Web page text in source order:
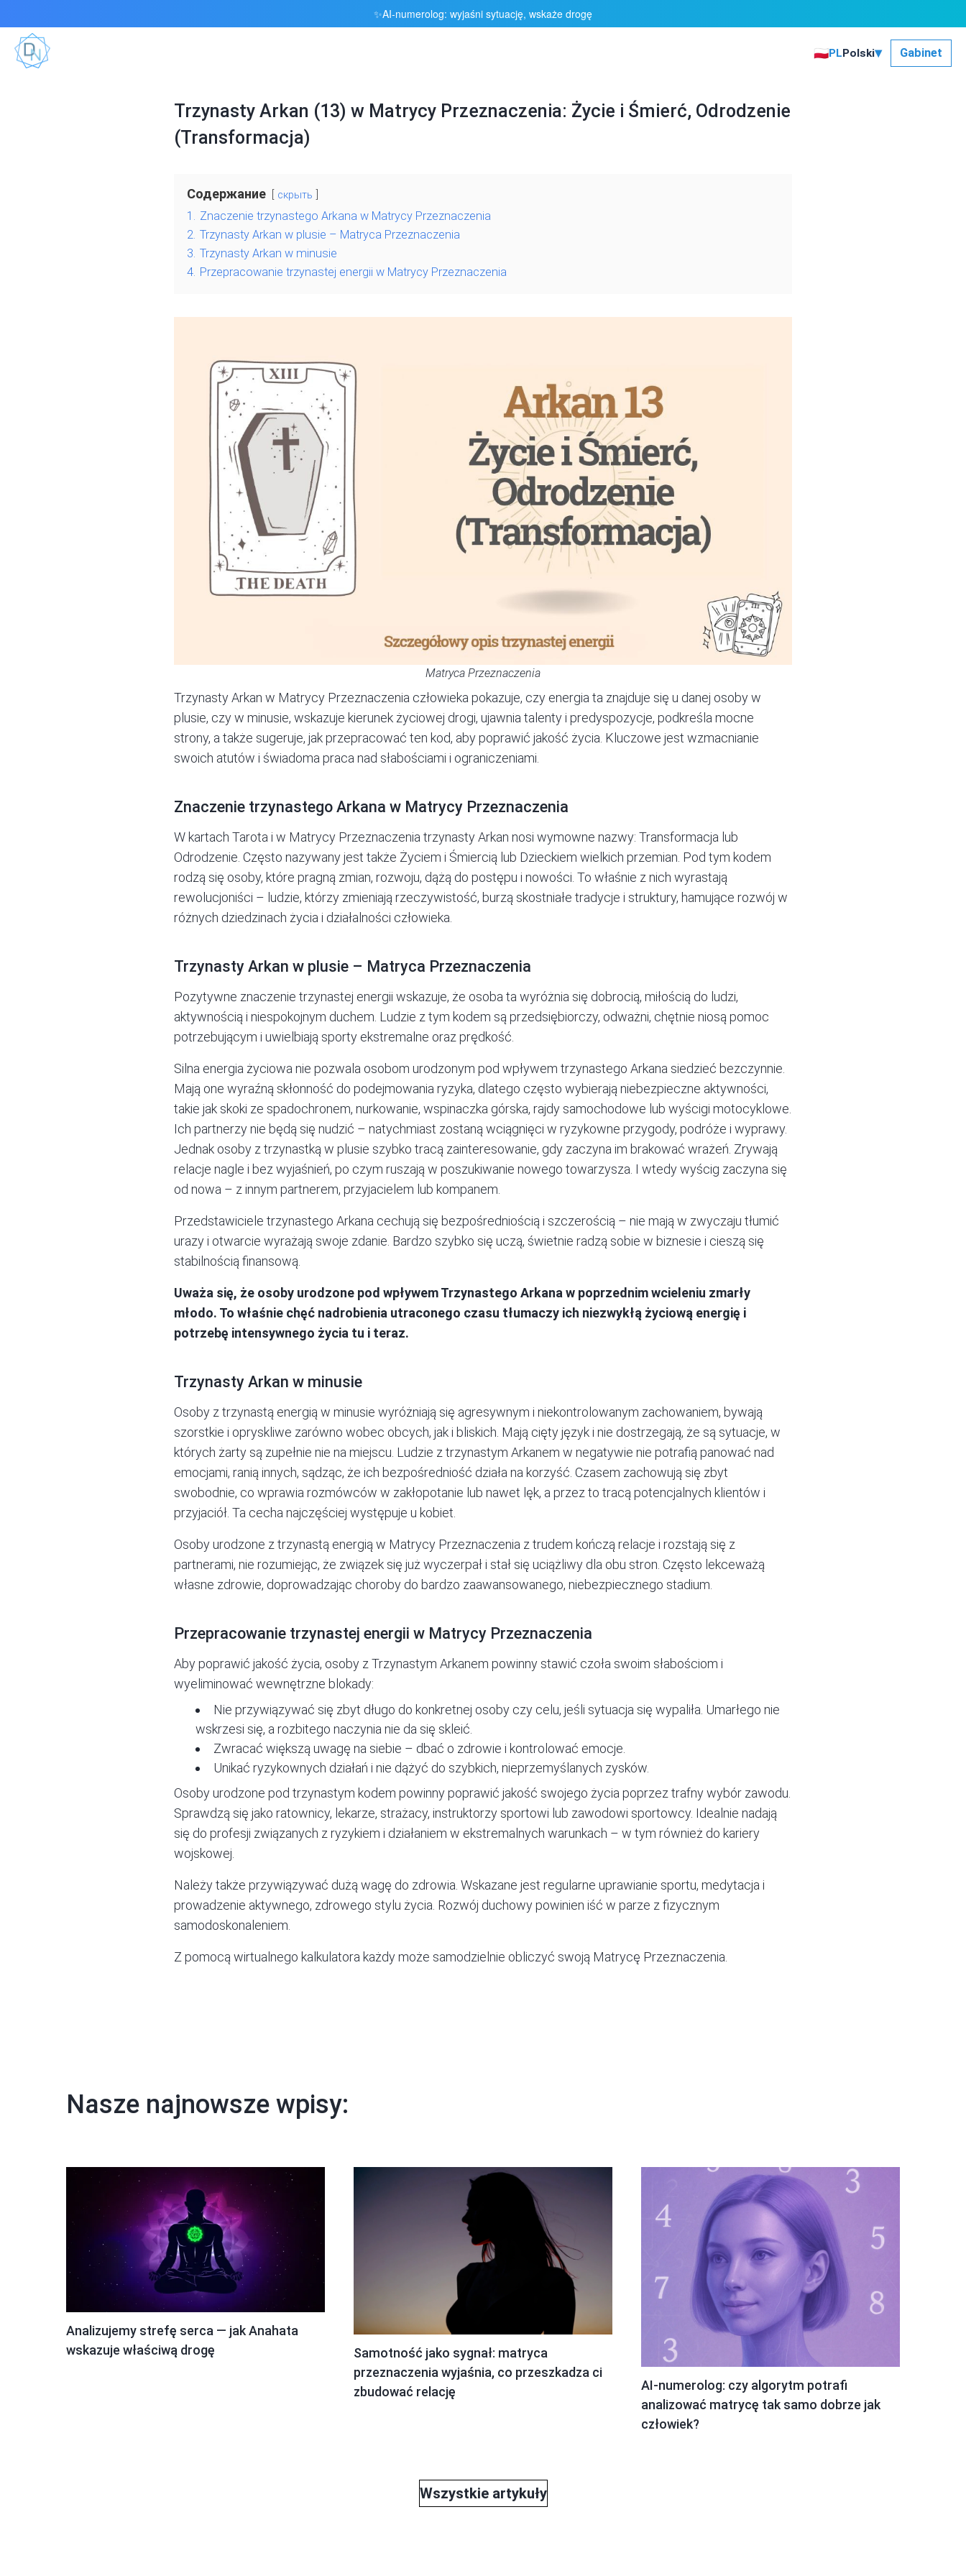
🇵🇱PLPolski▾ Gabinet
Trzynasty Arkan (13) w Matrycy Przeznaczenia: Życie i Śmierć, Odrodzenie
(Transformacja)
Содержание скрыть
1. Znaczenie trzynastego Arkana w Matrycy Przeznaczenia
2. Trzynasty Arkan w plusie – Matryca Przeznaczenia
3. Trzynasty Arkan w minusie
4. Przepracowanie trzynastej energii w Matrycy Przeznaczenia
Matryca Przeznaczenia
Trzynasty Arkan w Matrycy Przeznaczenia człowieka pokazuje, czy energia ta znajduje się u danej osoby w
plusie, czy w minusie, wskazuje kierunek życiowej drogi, ujawnia talenty i predyspozycje, podkreśla mocne
strony, a także sugeruje, jak przepracować ten kod, aby poprawić jakość życia. Kluczowe jest wzmacnianie
swoich atutów i świadoma praca nad słabościami i ograniczeniami.
Znaczenie trzynastego Arkana w Matrycy Przeznaczenia
W kartach Tarota i w Matrycy Przeznaczenia trzynasty Arkan nosi wymowne nazwy: Transformacja lub
Odrodzenie. Często nazywany jest także Życiem i Śmiercią lub Dzieckiem wielkich przemian. Pod tym kodem
rodzą się osoby, które pragną zmian, rozwoju, dążą do postępu i nowości. To właśnie z nich wyrastają
rewolucjoniści – ludzie, którzy zmieniają rzeczywistość, burzą skostniałe tradycje i struktury, hamujące rozwój w
różnych dziedzinach życia i działalności człowieka.
Trzynasty Arkan w plusie – Matryca Przeznaczenia
Pozytywne znaczenie trzynastej energii wskazuje, że osoba ta wyróżnia się dobrocią, miłością do ludzi,
aktywnością i niespokojnym duchem. Ludzie z tym kodem są przedsiębiorczy, odważni, chętnie niosą pomoc
potrzebującym i uwielbiają sporty ekstremalne oraz prędkość.
Silna energia życiowa nie pozwala osobom urodzonym pod wpływem trzynastego Arkana siedzieć bezczynnie.
Mają one wyraźną skłonność do podejmowania ryzyka, dlatego często wybierają niebezpieczne aktywności,
takie jak skoki ze spadochronem, nurkowanie, wspinaczka górska, rajdy samochodowe lub wyścigi motocyklowe.
Ich partnerzy nie będą się nudzić – natychmiast zostaną wciągnięci w ryzykowne przygody, podróże i wyprawy.
Jednak osoby z trzynastką w plusie szybko tracą zainteresowanie, gdy zaczyna im brakować wrażeń. Zrywają
relacje nagle i bez wyjaśnień, po czym ruszają w poszukiwanie nowego towarzysza. I wtedy wyścig zaczyna się
od nowa – z innym partnerem, przyjacielem lub kompanem.
Przedstawiciele trzynastego Arkana cechują się bezpośredniością i szczerością – nie mają w zwyczaju tłumić
urazy i otwarcie wyrażają swoje zdanie. Bardzo szybko się uczą, świetnie radzą sobie w biznesie i cieszą się
stabilnością finansową.
Uważa się, że osoby urodzone pod wpływem Trzynastego Arkana w poprzednim wcieleniu zmarły
młodo. To właśnie chęć nadrobienia utraconego czasu tłumaczy ich niezwykłą życiową energię i
potrzebę intensywnego życia tu i teraz.
Trzynasty Arkan w minusie
Osoby z trzynastą energią w minusie wyróżniają się agresywnym i niekontrolowanym zachowaniem, bywają
szorstkie i opryskliwe zarówno wobec obcych, jak i bliskich. Mają cięty język i nie dostrzegają, że są sytuacje, w
których żarty są zupełnie nie na miejscu. Ludzie z trzynastym Arkanem w negatywie nie potrafią panować nad
emocjami, ranią innych, sądząc, że ich bezpośredniość działa na korzyść. Czasem zachowują się zbyt
swobodnie, co wprawia rozmówców w zakłopotanie lub nawet lęk, a przez to tracą potencjalnych klientów i
przyjaciół. Ta cecha najczęściej występuje u kobiet.
Osoby urodzone z trzynastą energią w Matrycy Przeznaczenia z trudem kończą relacje i rozstają się z
partnerami, nie rozumiejąc, że związek się już wyczerpał i stał się uciążliwy dla obu stron. Często lekceważą
własne zdrowie, doprowadzając choroby do bardzo zaawansowanego, niebezpiecznego stadium.
Przepracowanie trzynastej energii w Matrycy Przeznaczenia
Aby poprawić jakość życia, osoby z Trzynastym Arkanem powinny stawić czoła swoim słabościom i
wyeliminować wewnętrzne blokady:
Nie przywiązywać się zbyt długo do konkretnej osoby czy celu, jeśli sytuacja się wypaliła. Umarłego nie
wskrzesi się, a rozbitego naczynia nie da się skleić.
Zwracać większą uwagę na siebie – dbać o zdrowie i kontrolować emocje.
Unikać ryzykownych działań i nie dążyć do szybkich, nieprzemyślanych zysków.
Osoby urodzone pod trzynastym kodem powinny poprawić jakość swojego życia poprzez trafny wybór zawodu.
Sprawdzą się jako ratownicy, lekarze, strażacy, instruktorzy sportowi lub zawodowi sportowcy. Idealnie nadają
się do profesji związanych z ryzykiem i działaniem w ekstremalnych warunkach – w tym również do kariery
wojskowej.
Należy także przywiązywać dużą wagę do zdrowia. Wskazane jest regularne uprawianie sportu, medytacja i
prowadzenie aktywnego, zdrowego stylu życia. Rozwój duchowy powinien iść w parze z fizycznym
samodoskonaleniem.
Z pomocą wirtualnego kalkulatora każdy może samodzielnie obliczyć swoją Matrycę Przeznaczenia.
Nasze najnowsze wpisy:
Analizujemy strefę serca — jak Anahata
wskazuje właściwą drogę
Samotność jako sygnał: matryca
przeznaczenia wyjaśnia, co przeszkadza ci
zbudować relację
AI-numerolog: czy algorytm potrafi
analizować matrycę tak samo dobrze jak
człowiek?
Wszystkie artykuły
✨AI-numerolog: wyjaśni sytuację, wskaże drogę